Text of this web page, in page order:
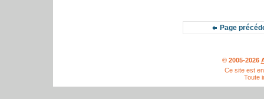
Page
© 2005-2026
Ce site est
Toute